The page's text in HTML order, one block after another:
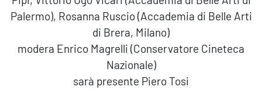
Palermo), Rosanna Ruscio (Accademia di Belle Arti
di Brera, Milano)
modera Enrico Magrelli (Conservatore Cineteca
Nazionale)
sarà presente Piero Tosi